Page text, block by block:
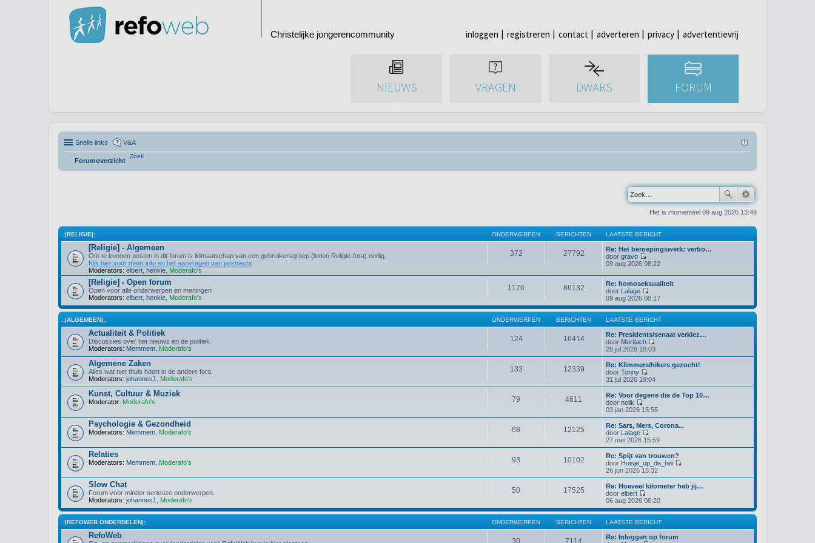
Christelijke jongerencommunity inloggen registreren contact adverteren privacy advertentievrij
NIEUWS VRAGEN DWARS FORUM
Snelle links V&A
Forumoverzicht
Zoek
Het is momenteel 09 aug 2026 13:49
.:|RELIGIE|:. ONDERWERPEN BERICHTEN LAATSTE BERICHT
[Religie] - Algemeen
Om te kunnen posten in dit forum is lidmaatschap van een gebruikersgroep (leden Religie-fora) nodig.
Klik hier voor meer info en het aanvragen van postrecht
Moderators: elbert henkie Moderafo's
372 27792
Re: Het beroepingswerk: verbo…
door gravo
B
k
i
j
k
l
a
a
t
s
e
b
e
r
i
c
h
09 aug 2026 08:22
[Religie] - Open forum
Open voor alle onderwerpen en meningen
Moderators: elbert henkie Moderafo's
1176 86132
Re: homoseksualiteit
door Lalage
B
e
k
i
j
k
l
a
a
t
s
t
e
e
i
h
09 aug 2026 08:17
.:|ALGEMEEN|:. ONDERWERPEN BERICHTEN LAATSTE BERICHT
Actualiteit & Politiek
Discussies over het nieuws en de politiek.
Moderators: Memmem Moderafo's
124 16414
Re: Presidents/senaat verkiez…
door Mortlach
B
e
k
i
a
a
t
t
b
e
r
i
c
h
t
28 jul 2026 18:03
Algemene Zaken
Alles wat niet thuis hoort in de andere fora.
Moderators: johannes1 Moderafo's
133 12339
Re: Klimmers/hikers gezocht!
door Tonny
B
e
k
i
j
k
a
a
t
t
e
b
e
r
c
h
t
31 jul 2026 19:04
Kunst, Cultuur & Muziek
Moderator: Moderafo's 79 4611
Re: Voor degene die de Top 10…
door nolik
B
e
k
i
j
k
a
a
t
t
e
b
e
i
c
h
03 jan 2026 15:55
Psychologie & Gezondheid
Moderators: Memmem Moderafo's 68 12125
Re: Sars, Mers, Corona...
door Lalage
B
e
k
i
j
k
l
a
a
t
s
t
e
e
27 mei 2026 15:59
Relaties
Moderators: Memmem Moderafo's 93 10102
Re: Spijt van trouwen?
door Huisje_op_de_hei
e
k
i
l
26 jun 2026 15:32
Slow Chat
Forum voor minder serieuze onderwerpen.
Moderators: johannes1 Moderafo's
50 17525
Re: Hoeveel kilometer heb jij…
door elbert
B
e
k
i
j
k
06 aug 2026 06:20
.:|REFOWEB ONDERDELEN|:. ONDERWERPEN BERICHTEN LAATSTE BERICHT
RefoWeb
30 7114
Re: Inloggen op forum